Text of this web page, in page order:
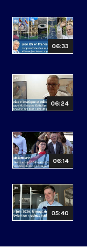
06:33
06:24
06:14
05:40